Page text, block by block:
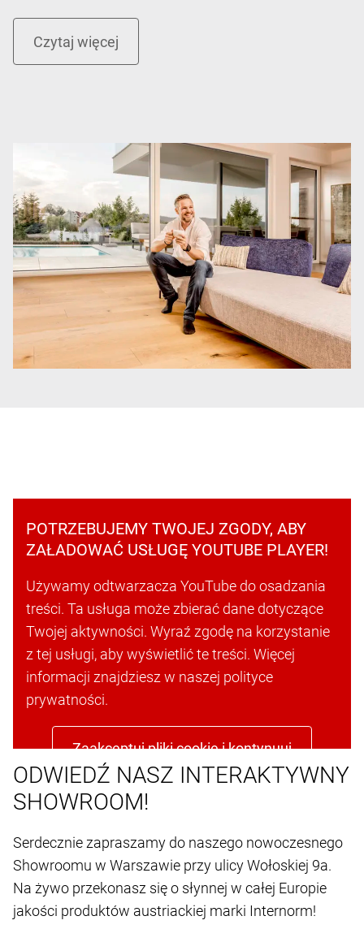
POTRZEBUJEMY TWOJEJ ZGODY, ABY
ZAŁADOWAĆ USŁUGĘ YOUTUBE PLAYER!
Używamy odtwarzacza YouTube do osadzania
treści. Ta usługa może zbierać dane dotyczące
Twojej aktywności. Wyraź zgodę na korzystanie
z tej usługi, aby wyświetlić te treści. Więcej
informacji znajdziesz w naszej polityce
prywatności.
Zaakceptuj pliki cookie i kontynuuj
ODWIEDŹ NASZ INTERAKTYWNY
SHOWROOM!
Serdecznie zapraszamy do naszego nowoczesnego
Showroomu w Warszawie przy ulicy Wołoskiej 9a.
Na żywo przekonasz się o słynnej w całej Europie
jakości produktów austriackiej marki Internorm!